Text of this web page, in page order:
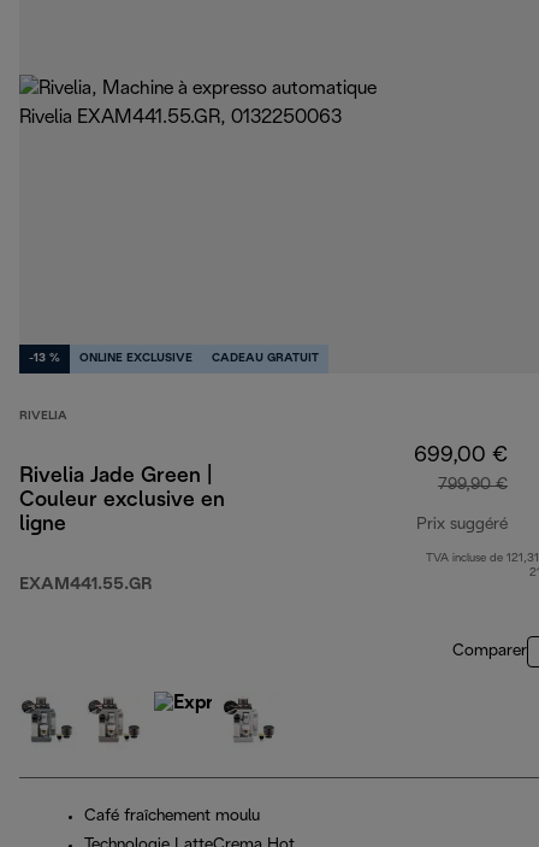
-13 % ONLINE EXCLUSIVE CADEAU GRATUIT
RIVELIA
Rivelia Jade Green |
Couleur exclusive en
ligne
EXAM441.55.GR
699,00 €
799,90 €
Prix suggéré
TVA incluse de
Comparer
Café fraîchement moulu